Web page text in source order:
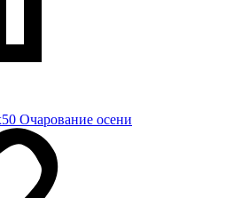
Очарование осени